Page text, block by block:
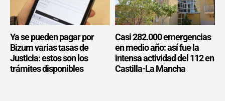
Ya se pueden pagar por
Bizum varias tasas de
Justicia: estos son los
trámites disponibles
Casi 282.000 emergencias
en medio año: así fue la
intensa actividad del 112 en
Castilla-La Mancha